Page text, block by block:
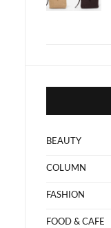
BEAUTY
COLUMN
FASHION
FOOD & CAFE